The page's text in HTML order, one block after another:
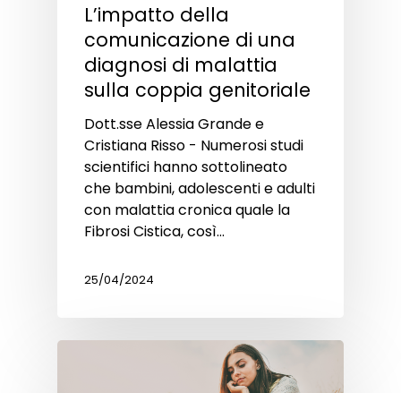
L’impatto della
comunicazione di una
diagnosi di malattia
sulla coppia genitoriale
Dott.sse Alessia Grande e
Cristiana Risso - Numerosi studi
scientifici hanno sottolineato
che bambini, adolescenti e adulti
con malattia cronica quale la
Fibrosi Cistica, così…
25/04/2024